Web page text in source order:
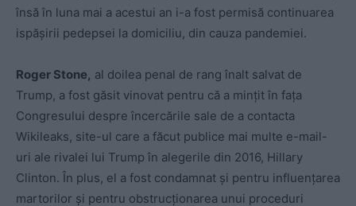
însă în luna mai a acestui an i-a fost permisă continuarea
ispășirii pedepsei la domiciliu, din cauza pandemiei.
Roger Stone, al doilea penal de rang înalt salvat de
Trump, a fost găsit vinovat pentru că a mințit în fața
Congresului despre încercările sale de a contacta
Wikileaks, site-ul care a făcut publice mai multe e-mail-
uri ale rivalei lui Trump în alegerile din 2016, Hillary
Clinton. În plus, el a fost condamnat și pentru influențarea
martorilor și pentru obstrucționarea unui proceduri